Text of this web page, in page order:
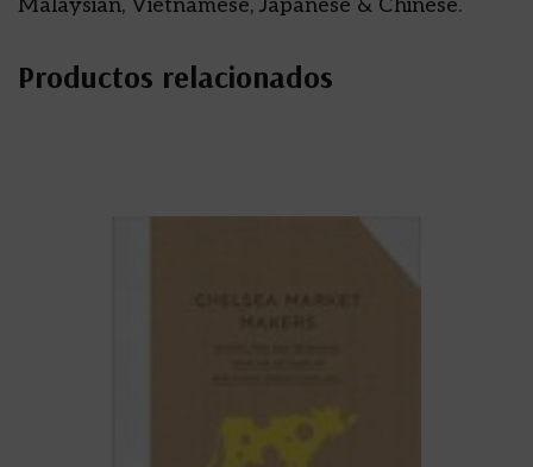
Malaysian, Vietnamese, Japanese & Chinese.
Productos relacionados